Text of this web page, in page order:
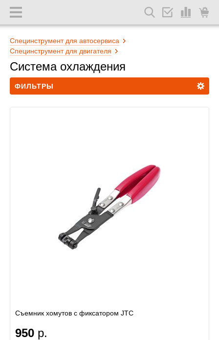
Специнструмент для автосервиса
Специнструмент для двигателя
Система охлаждения
ФИЛЬТРЫ
Съемник хомутов с фиксатором JTC
950 р.